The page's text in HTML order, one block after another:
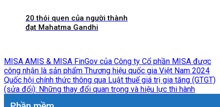
20 thói quen của người thành
đạt Mahatma Gandhi
MISA AMIS & MISA FinGov của Công ty Cổ phần MISA được
công nhận là sản phẩm Thương hiệu quốc gia Việt Nam 2024
Quốc hội chính thức thông qua Luật thuế giá trị gia tăng (GTGT)
(sửa đổi): Những thay đổi quan trọng và hiệu lực thi hành